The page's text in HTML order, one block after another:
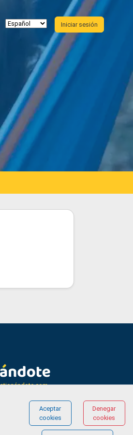
Iniciar sesión
Aceptar
cookies
Denegar
cookies